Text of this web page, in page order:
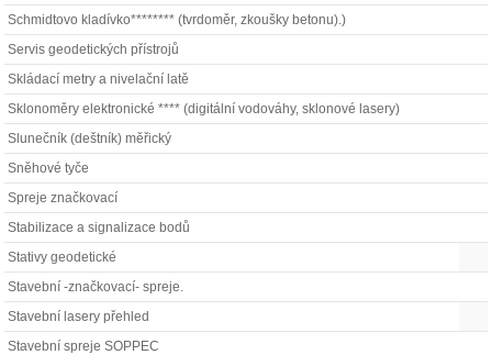
Schmidtovo kladívko******** (tvrdoměr, zkoušky betonu).)
Servis geodetických přístrojů
Skládací metry a nivelační latě
Sklonoměry elektronické **** (digitální vodováhy, sklonové lasery)
Slunečník (deštník) měřický
Sněhové tyče
Spreje značkovací
Stabilizace a signalizace bodů
Stativy geodetické
Stavební -značkovací- spreje.
Stavební lasery přehled
Stavební spreje SOPPEC